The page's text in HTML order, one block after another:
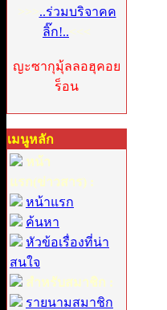
>>>..ร่วมบริจาคค
ลิ๊ก!..<<<
ญะซากุมุ้ลลอฮุคอย
ร็อน
เมนูหลัก
หน้า
แรก(ข่าวสาร) :
หน้าแรก
ค้นหา
หัวข้อเรื่องที่น่า
สนใจ
สำหรับสมาชิก :
รายนามสมาชิก